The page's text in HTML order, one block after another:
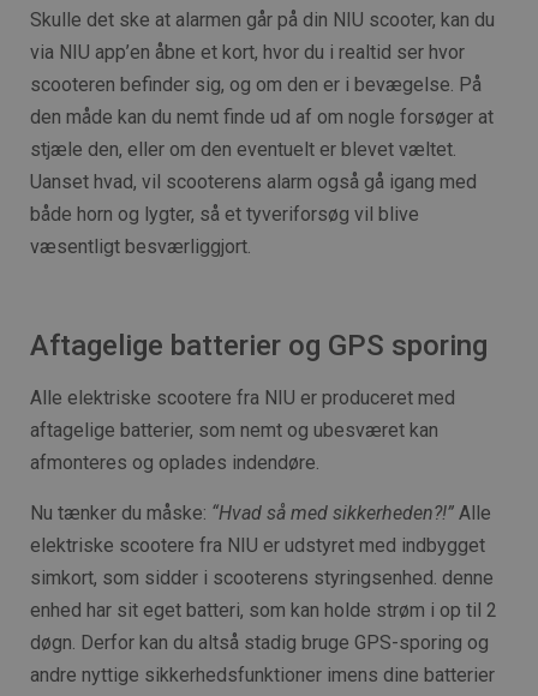
Skulle det ske at alarmen går på din NIU scooter, kan du
via NIU app’en åbne et kort, hvor du i realtid ser hvor
scooteren befinder sig, og om den er i bevægelse. På
den måde kan du nemt finde ud af om nogle forsøger at
stjæle den, eller om den eventuelt er blevet væltet.
Uanset hvad, vil scooterens alarm også gå igang med
både horn og lygter, så et tyveriforsøg vil blive
væsentligt besværliggjort.
Aftagelige batterier og GPS sporing
Alle elektriske scootere fra NIU er produceret med
aftagelige batterier, som nemt og ubesværet kan
afmonteres og oplades indendøre.
Nu tænker du måske: “Hvad så med sikkerheden?!” Alle
elektriske scootere fra NIU er udstyret med indbygget
simkort, som sidder i scooterens styringsenhed. denne
enhed har sit eget batteri, som kan holde strøm i op til 2
døgn. Derfor kan du altså stadig bruge GPS-sporing og
andre nyttige sikkerhedsfunktioner imens dine batterier